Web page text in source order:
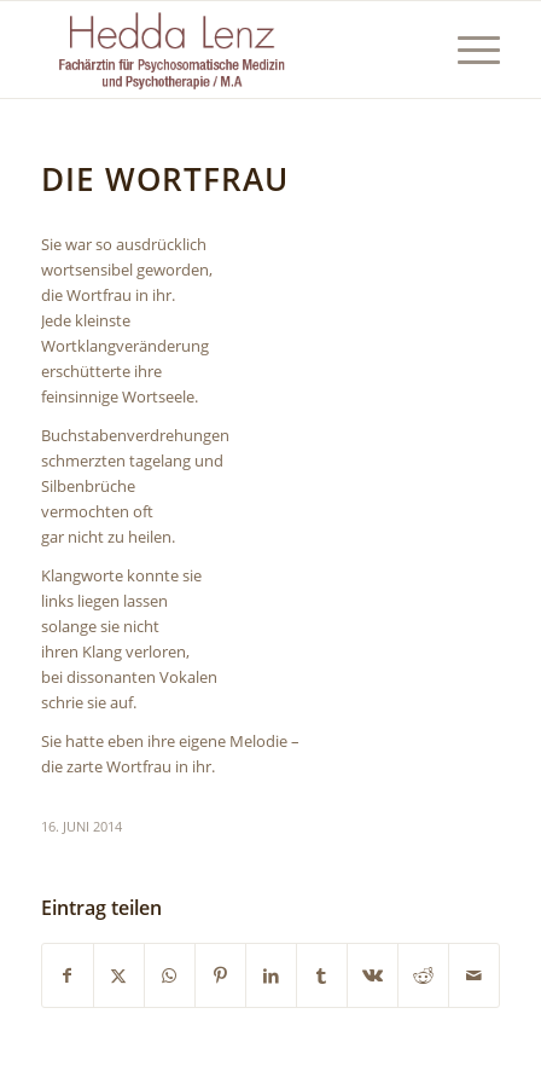
DIE WORTFRAU
Sie war so ausdrücklich
wortsensibel geworden,
die Wortfrau in ihr.
Jede kleinste
Wortklangveränderung
erschütterte ihre
feinsinnige Wortseele.
Buchstabenverdrehungen
schmerzten tagelang und
Silbenbrüche
vermochten oft
gar nicht zu heilen.
Klangworte konnte sie
links liegen lassen
solange sie nicht
ihren Klang verloren,
bei dissonanten Vokalen
schrie sie auf.
Sie hatte eben ihre eigene Melodie –
die zarte Wortfrau in ihr.
16. JUNI 2014
Eintrag teilen